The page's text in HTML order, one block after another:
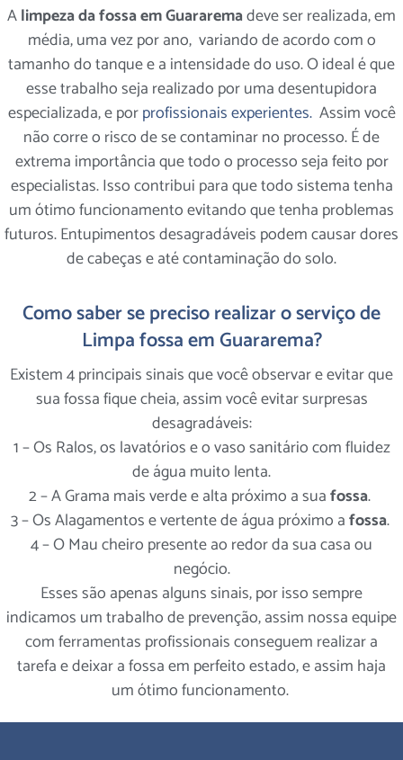
Alimpeza da fossa em Guararemadeve ser realizada, em
média, uma vez por ano, variando de acordo com o
tamanho do tanque e a intensidade do uso. O ideal é que
esse trabalho seja realizado por uma desentupidora
especializada, e porprofissionais experientes.Assim você
não corre o risco de se contaminar no processo. É de
extrema importância que todo o processo seja feito por
especialistas. Isso contribui para que todo sistema tenha
um ótimo funcionamento evitando que tenha problemas
futuros. Entupimentos desagradáveis podem causar dores
de cabeças e até contaminação do solo.
Como saber se preciso realizar o serviço de
Limpa fossa em Guararema?
Existem 4 principais sinais que você observar e evitar que
sua fossa fique cheia, assim você evitar surpresas
desagradáveis:
1 – Os Ralos, os lavatórios e o vaso sanitário com fluidez
de água muito lenta.
2 – A Grama mais verde e alta próximo a suafossa.
3 – Os Alagamentos e vertente de água próximo afossa.
4 – O Mau cheiro presente ao redor da sua casa ou
negócio.
Esses são apenas alguns sinais, por isso sempre
indicamos um trabalho de prevenção, assim nossa equipe
com ferramentas profissionais conseguem realizar a
tarefa e deixar a fossa em perfeito estado, e assim haja
um ótimo funcionamento.